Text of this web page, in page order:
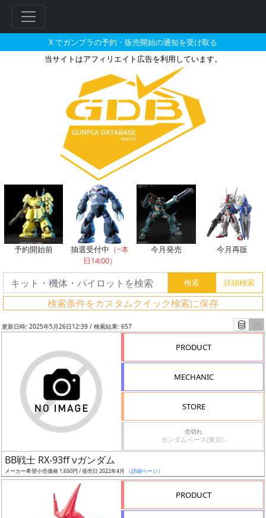
X でガンプラの予約・販売開始の通知を受け取る
当サイトはアフィリエイト広告を利用しています。
BB戦士 RX-93ff νガンダムとそ
予約開始前 抽選受付中 （~本
日14:00）
今月発売 今月再販
検索条件をカスタムクイック検索に保存
フ
リ
更新日時: 2025年5月26日12:39 / 検索結果: 657
PRODUCT
MECHANIC
STORE
売切れ
ガンダムベース(東京) -
BB戦士 RX-93ff νガンダム
メーカー希望小売価格 1,650円 / 発売日 2022年4月 （詳細ページ）
PRODUCT